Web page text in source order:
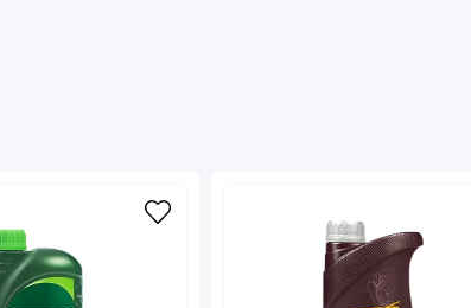
- Совместимо с материалами уплотнений,
предотвращает их разбухание, затвердевание
и усадку, что позволяет снизить затраты на